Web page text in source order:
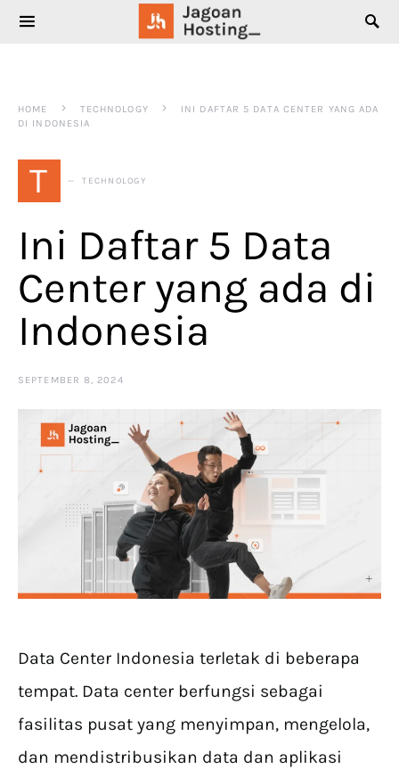
SEARCH FOR:
HOME TECHNOLOGY
INI DAFTAR 5 DATA CENTER YANG ADA
DI INDONESIA
T TECHNOLOGY
Ini Daftar 5 Data
Center yang ada di
Indonesia
SEPTEMBER 8, 2024
Data Center Indonesia terletak di beberapa
tempat. Data center berfungsi sebagai
fasilitas pusat yang menyimpan, mengelola,
dan mendistribusikan data dan aplikasi